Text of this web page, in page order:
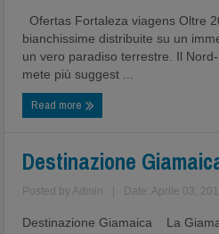
Ofertas Fortaleza viagens Oltre
bianchissime distribuite su un
un vero paradiso terrestre. Il
mete più suggest ...
Read more
Destinazione
Posted by Admin Date: Aprile 03,
Destinazione Giamaica La